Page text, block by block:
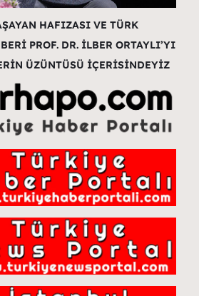
HAFIZASI VE TÜRK
PROF. DR. İLBER ORTAYLI’YI
ÜZÜNTÜSÜ İÇERİSİNDEYİZ